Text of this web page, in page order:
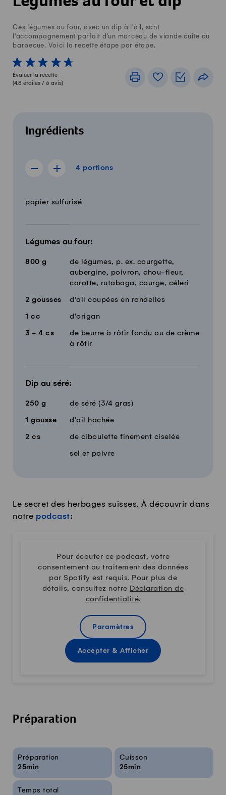
Ces légumes au four, avec un dip à l'ail, sont
l'accompagnement parfait d'un morceau de viande cuite au
barbecue. Voici la recette étape par étape.
1 von 5 étoiles
2 von 5 étoiles
3 von 5 étoiles
4 von 5 étoiles
5 von 5 étoiles
Évaluer la recette
(4.8 étoiles / 6 avis)
ImprimerLivre de recettes
Listes de
Ingrédients
4 portions
Afficher la recette de 3 portions
Afficher la recette de 5 portions
4 portions
QuantitéIngrédients
papier sulfurisé
Légumes au four:
800 g
de légumes, p. ex. courgette,
aubergine, poivron, chou-fleur,
carotte, rutabaga, courge, céleri
2 gousses d'ail coupées en rondelles
1 cc d'origan
3 - 4 cs
de beurre à rôtir fondu ou de crème
à rôtir
Dip au séré:
250 g de séré (3/4 gras)
1 gousse d'ail hachée
2 cs de ciboulette finement ciselée
sel et poivre
Le secret des herbages suisses. À découvrir dans
notre podcast:
Pour écouter ce podcast, votre
consentement au traitement des données
par Spotify est requis. Pour plus de
détails, consultez notre Déclaration de
confidentialité.
Paramètres
Accepter & Afficher
Préparation
Infos sur la recette
Préparation
25min
Cuisson
25min
Temps total